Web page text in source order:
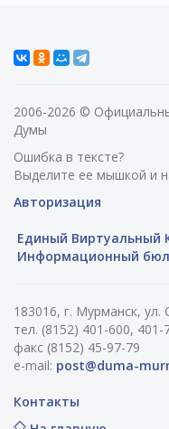
2006-2026 ©
Думы
Ошибка в тексте?
Выделите ее мышкой и
Авторизация
Единый Виртуальный
Информационный
183016, г. Мурманск,
тел. (8152) 401-600, 401-
факс (8152) 45-97-79
e-mail: post@duma-
Контакты